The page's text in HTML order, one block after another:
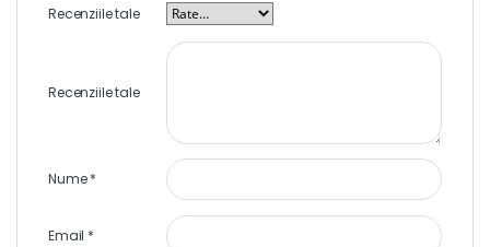
Recenziile tale
Recenziile tale
Nume*
Email *